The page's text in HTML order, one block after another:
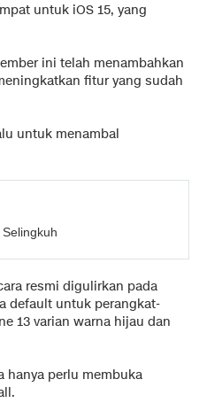
untuk iOS 15, yang
ini telah menambahkan
fitur yang sudah
untuk menambal
resmi digulirkan pada
default untuk perangkat-
13 varian warna hijau dan
hanya perlu membuka